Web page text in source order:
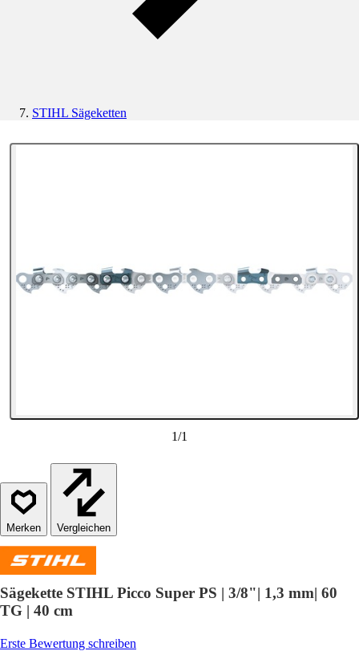
STIHL Sägeketten
1/1
Vergleichen
Sägekette STIHL Picco Super PS | 3/8"| 1,3 mm| 60
TG | 40 cm
Erste Bewertung schreiben